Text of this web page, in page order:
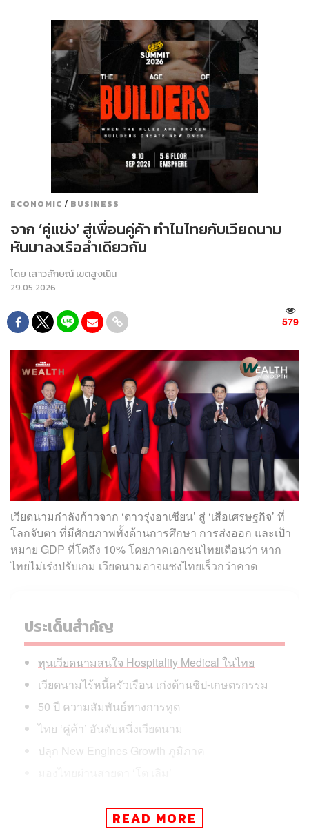
ECONOMIC / BUSINESS
จาก ‘คู่แข่ง’ สู่เพื่อนคู่ค้า ทำไมไทยกับเวียดนาม
หันมาลงเรือลำเดียวกัน
โดย เสาวลักษณ์ เขตสูงเนิน
29.05.2026
579
เวียดนามกำลังก้าวจาก ‘ดาวรุ่งอาเซียน’ สู่ ‘เสือเศรษฐกิจ’ ที่
โลกจับตา ที่มีศักยภาพทั้งด้านการศึกษา การส่งออก และเป้า
หมาย GDP ที่โตถึง 10% โดยภาคเอกชนไทยเตือนว่า หาก
ไทยไม่เร่งปรับเกม เวียดนามอาจแซงไทยเร็วกว่าคาด
ประเด็นสำคัญ
ทุนเวียดนามสนใจ Hospitality Medical ในไทย
เวียดนามไร้หนี้ครัวเรือน เก่งด้านชิป-เกษตรกรรม
50 ปี ความสัมพันธ์ทางการทูต
ไทย ‘คู่ค้า’ อันดับหนึ่งเวียดนาม
ปลุก New Engines Growth ภูมิภาค
READ MORE